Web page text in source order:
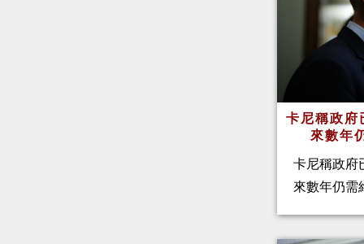
卡尼稱政府
來數年
卡尼稱政府
來數年仍需